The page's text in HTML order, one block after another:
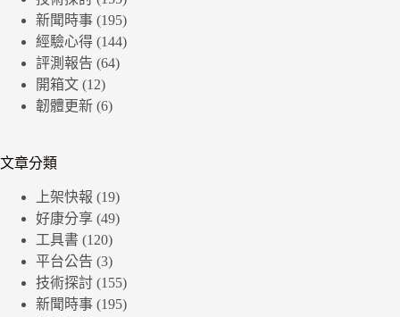
新聞時事 (195)
經驗心得 (144)
評測報告 (64)
開箱文 (12)
韌體更新 (6)
文章分類
上架快報 (19)
好康分享 (49)
工具書 (120)
平台公告 (3)
技術探討 (155)
新聞時事 (195)